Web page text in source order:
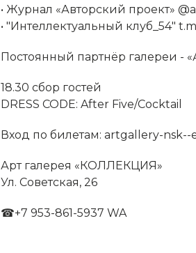
•⁠ Журнал «Авторский проект»
•⁠ ⁠"Интеллектуальный клуб_54"
Постоянный партнёр галереи -
18.30 сбор гостей
DRESS CODE: After Five/Cocktail
Вход по билетам: artgallery-nsk--
Арт галерея «КОЛЛЕКЦИЯ»
Ул. Советская, 26
☎+7 953-861-5937 WA